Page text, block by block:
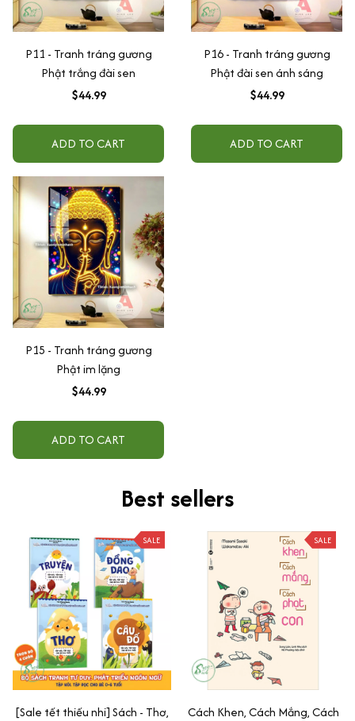
P11 - Tranh tráng gương
Phật trắng đài sen
$44.99
ADD TO CART
P16 - Tranh tráng gương
Phật đài sen ánh sáng
$44.99
ADD TO CART
P15 - Tranh tráng gương
Phật im lặng
$44.99
ADD TO CART
Best sellers
SALE
[Sale tết thiếu nhi] Sách - Thơ,
SALE
Cách Khen, Cách Mắng, Cách